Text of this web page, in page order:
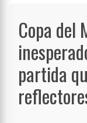
Copa del
partida